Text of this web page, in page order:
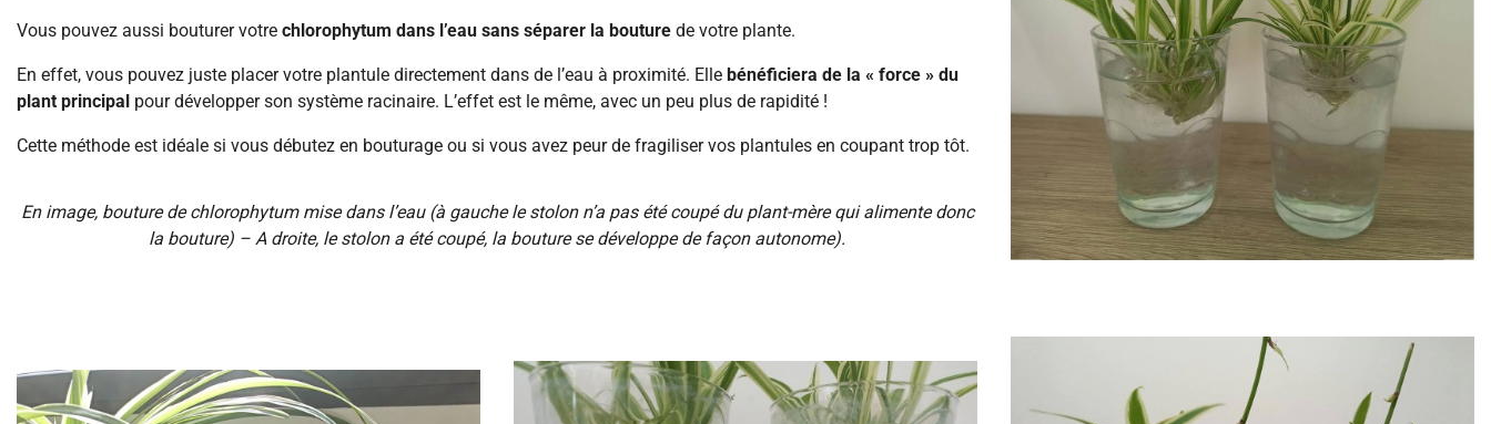
Vous pouvez aussi bouturer votre chlorophytum dans l’eau sans séparer la bouture de votre plante.
En effet, vous pouvez juste placer votre plantule directement dans de l’eau à proximité. Elle bénéficiera de la « force » du
plant principal pour développer son système racinaire. L’effet est le même, avec un peu plus de rapidité !
Cette méthode est idéale si vous débutez en bouturage ou si vous avez peur de fragiliser vos plantules en coupant trop tôt.
En image, bouture de chlorophytum mise dans l’eau (à gauche le stolon n’a pas été coupé du plant-mère qui alimente donc
la bouture) – A droite, le stolon a été coupé, la bouture se développe de façon autonome).